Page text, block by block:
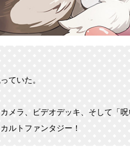
ていた。
メラ、ビデオデッキ、そして「呪
ルトファンタジー！